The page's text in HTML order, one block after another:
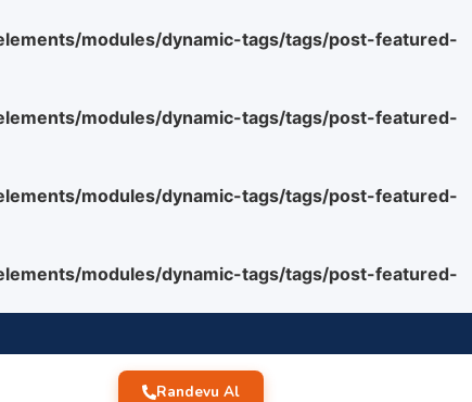
modules/dynamic-tags/tags/post-featured-
modules/dynamic-tags/tags/post-featured-
modules/dynamic-tags/tags/post-featured-
modules/dynamic-tags/tags/post-featured-
Randevu Al